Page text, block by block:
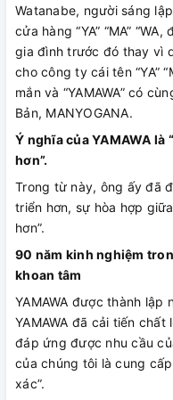
Watanabe, người sáng
cửa hàng “YA” “MA”
gia đình trước đó thay vì
cho công ty cái tên “YA”
mắn và “YAMAWA” có
Bản, MANYOGANA.
Ý nghĩa của YAMAWA
hơn”.
Trong từ này, ông ấy đã
triển hơn, sự hòa hợp
hơn”.
90 năm kinh nghiệm
khoan tâm
YAMAWA được thành lập
YAMAWA đã cải tiến
đáp ứng được nhu cầu
của chúng tôi là cung
xác”.